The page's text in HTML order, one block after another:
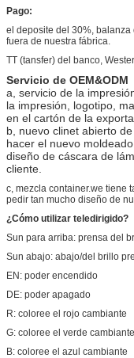
Pago:
el deposite del 30%,
fuera de nuestra fábrica.
TT (tansfer) del banco,
Servicio de OEM&ODM
a, servicio de la
la impresión, logotipo,
en el cartón de la
b, nuevo clinet abierto
hacer el nuevo
diseño de cáscara de
cliente.
c, mezcla container.we tiene
pedir tan mucho diseño de
¿Cómo utilizar teledirigido?
Sun para arriba: prensa del
Sun abajo: abajo/del brillo
EN: poder encendido
DE: poder apagado
R: coloree el rojo cambiante
G: coloree el verde cambiante
B: coloree el azul cambiante